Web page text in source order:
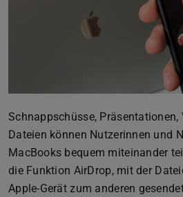
Schnappschüsse,
Dateien können Nutzerinnen und
MacBooks bequem miteinander
die Funktion AirDrop, mit der
Apple-Gerät zum anderen